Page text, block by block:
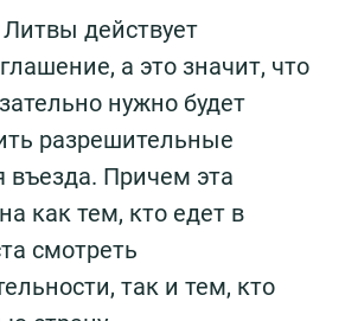
действует
а это значит, что
нужно будет
разрешительные
Причем эта
как тем, кто едет в
смотреть
так и тем, кто